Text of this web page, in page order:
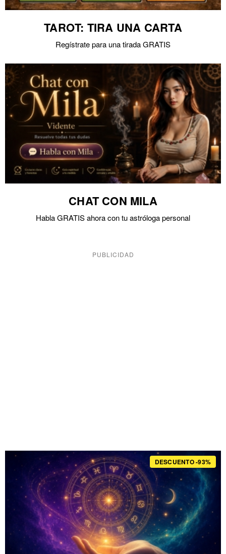
TAROT: TIRA UNA CARTA
Regístrate para una tirada GRATIS
CHAT CON MILA
Habla GRATIS ahora con tu astróloga personal
DESCUENTO -93%